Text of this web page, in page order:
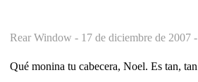
Rear Window - 17 de diciembre de 2007
Qué monina tu cabecera, Noel. Es tan,